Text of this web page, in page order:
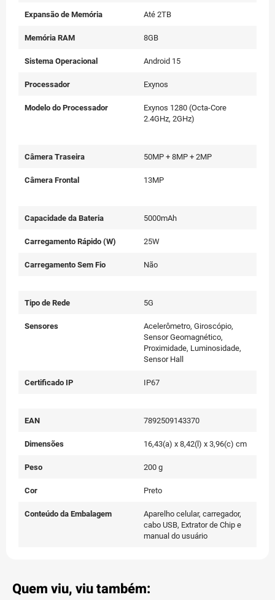
Expansão de Memória Até 2TB
Memória RAM 8GB
Sistema Operacional Android 15
Processador Exynos
Modelo do Processador
Exynos 1280 (Octa-Core
2.4GHz, 2GHz)
Câmera Traseira 50MP + 8MP + 2MP
Câmera Frontal 13MP
Capacidade da Bateria 5000mAh
Carregamento Rápido (W) 25W
Carregamento Sem Fio Não
Tipo de Rede 5G
Sensores
Acelerômetro, Giroscópio,
Sensor Geomagnético,
Proximidade, Luminosidade,
Sensor Hall
Certificado IP IP67
EAN 7892509143370
Dimensões 16,43(a) x 8,42(l) x 3,96(c) cm
Peso 200 g
Cor Preto
Conteúdo da Embalagem
Aparelho celular, carregador,
cabo USB, Extrator de Chip e
manual do usuário
Quem viu, viu também: